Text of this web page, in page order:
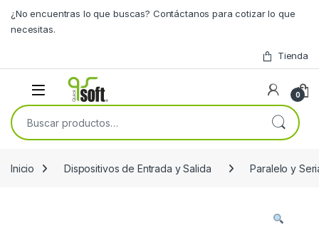
¿No encuentras lo que buscas? Contáctanos para cotizar lo que
necesitas.
Tienda
0
Buscar por:
Inicio Dispositivos de Entrada y Salida Paralelo y